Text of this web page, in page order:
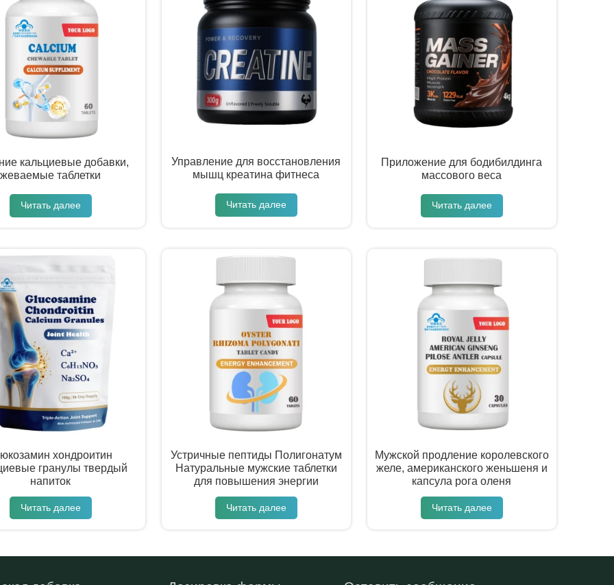
кальциевые добавки,
жеваемые таблетки
Читать далее
Управление для восстановления
мышц креатина фитнеса
Читать далее
Приложение для бодибилдинга
массового веса
Читать далее
хондроитин
гранулы твердый
напиток
Читать далее
Устричные пептиды Полигонатум
Натуральные мужские таблетки
для повышения энергии
Читать далее
Мужской продление королевского
желе, американского женьшеня и
капсула рога оленя
Читать далее